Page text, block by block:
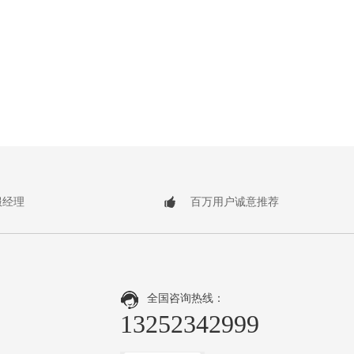
理 百万用户诚意推荐
全国咨询热线：
13252342999